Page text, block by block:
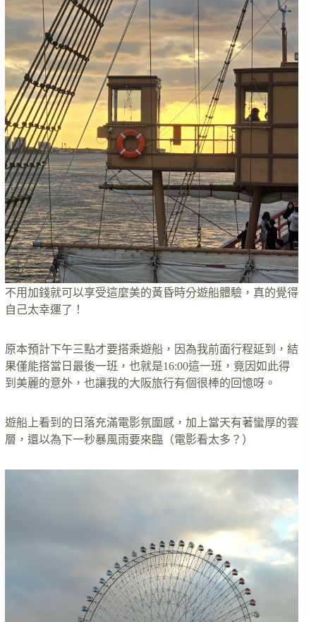
不用加錢就可以享受這麼美的黃昏時分遊船體驗，真的覺得
自己太幸運了！
原本預計下午三點才要搭乘遊船，因為我前面行程延到，結
果僅能搭當日最後一班，也就是16:00這一班，竟因如此得
到美麗的意外，也讓我的大阪旅行有個很棒的回憶呀。
遊船上看到的日落充滿電影氛圍感，加上當天有著蠻厚的雲
層，還以為下一秒暴風雨要來臨（電影看太多？）